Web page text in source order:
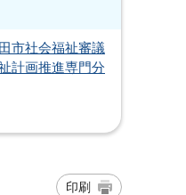
市社会福祉審議
計画推進専門分
印刷